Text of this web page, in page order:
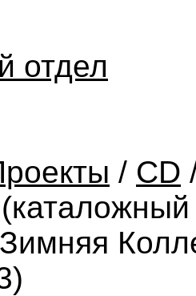
отдел
/ CD